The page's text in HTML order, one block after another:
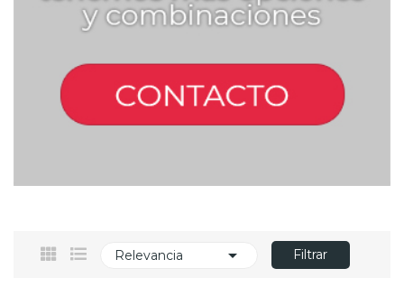
Relevancia  Filtrar